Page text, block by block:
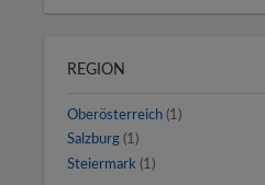
REGION
Oberösterreich (1)
Salzburg (1)
Steiermark (1)